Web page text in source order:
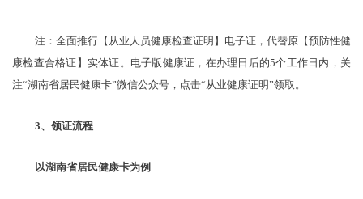
注：全面推行【从业人员健康检查证明】电子证，代替原【预防性健
康检查合格证】实体证。电子版健康证，在办理日后的5个工作日内，关
注“湖南省居民健康卡”微信公众号，点击“从业健康证明”领取。
3、领证流程
以湖南省居民健康卡为例